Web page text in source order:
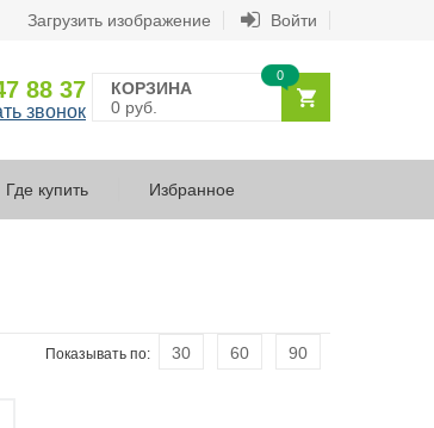
Загрузить изображение Войти
88 37
звонок
КОРЗИНА
0 руб.
0
Где купить Избранное
Показывать по: 30 60 90